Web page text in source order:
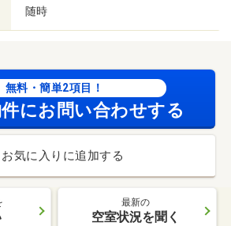
随時
無料・簡単2項目！
にお問い合わせする
お気に入りに追加する
最新の
空室状況を聞く